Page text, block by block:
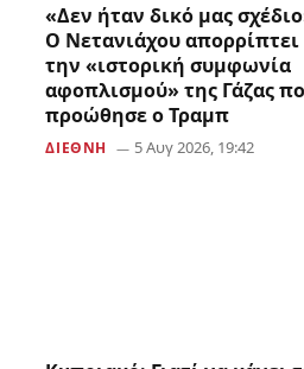
«Δεν ήταν δικό μας
Ο Νετανιάχου απορρίπτει
την «ιστορική συμφωνία
αφοπλισμού» της Γάζας
προώθησε ο Τραμπ
ΔΙΕΘΝΉ 5 Αυγ 2026, 19:42